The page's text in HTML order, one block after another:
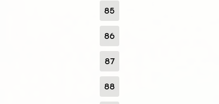
85
86
87
88